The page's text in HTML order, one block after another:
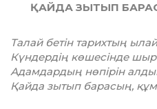
ҚАЙДА ЗЫТЫП
Талай бетін тарихтың
Күндердің көшесінде
Адамдардың нөпірін
Қайда зытып барасың,